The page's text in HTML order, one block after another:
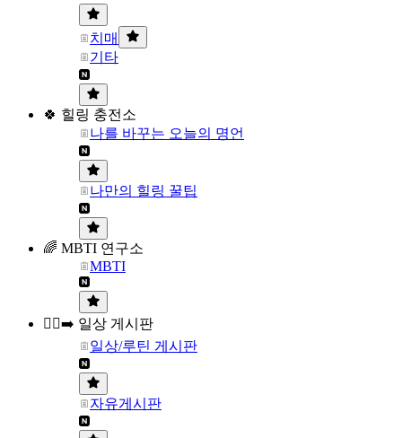
치매
기타
🍀 힐링 충전소
나를 바꾸는 오늘의 명언
나만의 힐링 꿀팁
🌈 MBTI 연구소
MBTI
🏃‍♀️‍➡️ 일상 게시판
일상/루틴 게시판
자유게시판